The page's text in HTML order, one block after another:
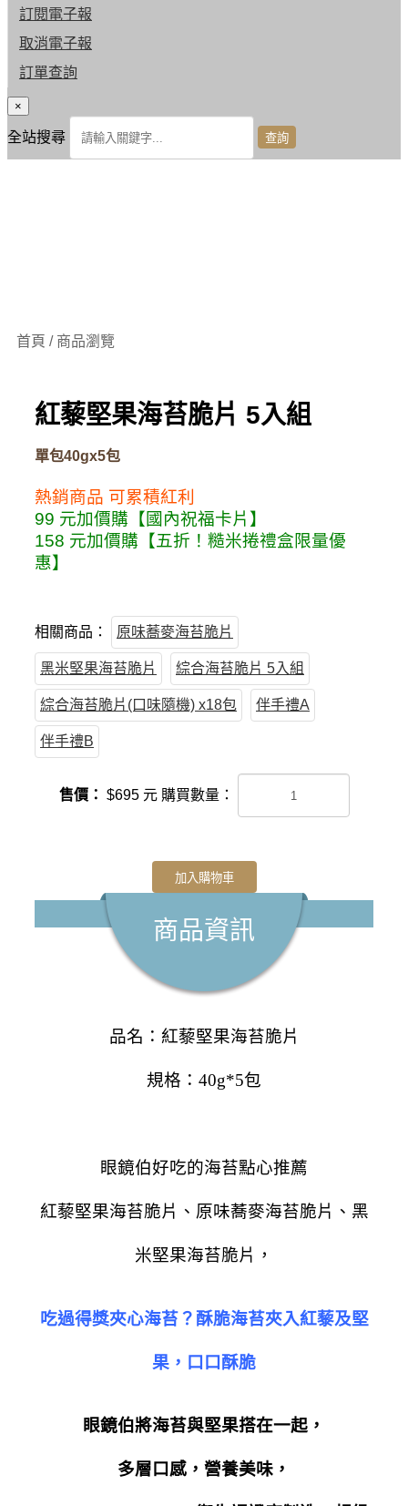
訂閱電子報
取消電子報
訂單查詢
×
全站搜尋
首頁 / 商品瀏覽
紅藜堅果海苔脆片 5入組
單包40gx5包
熱銷商品 可累積紅利
99 元加價購【國內祝福卡片】
158 元加價購【五折！糙米捲禮盒限量優
惠】
相關商品： 原味蕎麥海苔脆片
黑米堅果海苔脆片 綜合海苔脆片 5入組
綜合海苔脆片(口味隨機) x18包 伴手禮A
伴手禮B
售價： $695元 購買數量：
加入購物車
商品資訊
品名： 紅藜堅果海苔脆片
規格： 40g*5包
眼鏡伯好吃的海苔點心推薦
紅藜堅果海苔脆片、原味蕎麥海苔脆片、黑
米堅果海苔脆片，
吃過得獎夾心海苔？酥脆海苔夾入紅藜及堅
果，口口酥脆
眼鏡伯將海苔與堅果搭在一起，
多層口感，營養美味，